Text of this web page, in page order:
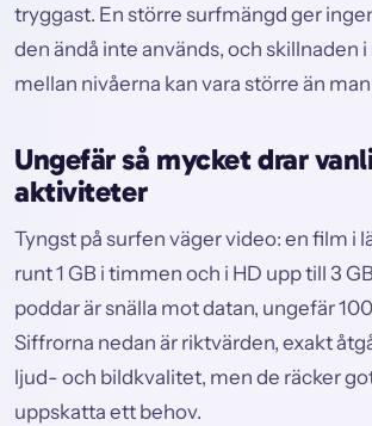
tryggast. En större surfmängd ger
den ändå inte används, och skillnaden
mellan nivåerna kan vara större än
Ungefär så mycket drar
aktiviteter
Tyngst på surfen väger video: en film i
runt 1 GB i timmen och i HD upp till 3
poddar är snälla mot datan, ungefär
Siffrorna nedan är riktvärden, exakt
ljud- och bildkvalitet, men de räcker
uppskatta ett behov.